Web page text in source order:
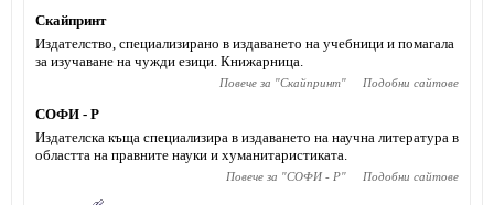
Скайпринт
Издателство, специализирано в издаването на учебници и помагала
за изучаване на чужди езици. Книжарница.
Повече за "Скайпринт" Подобни сайтове
СОФИ - Р
Издателска къща специализира в издаването на научна литература в
областта на правните науки и хуманитаристиката.
Повече за "СОФИ - Р" Подобни сайтове